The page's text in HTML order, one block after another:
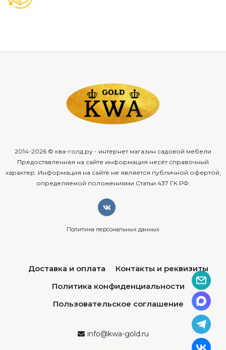
2014-2026 © ква-голд.ру - интернет магазин садовой мебели
Предоставленная на сайте информация несёт справочный
характер. Информация на сайте не является публичной офертой,
определяемой положениями Статьи 437 ГК РФ.
Политика персональных данных
Доставка и оплата
Контакты и реквизиты
Политика конфиденциальности
Пользовательское соглашение
info@kwa-gold.ru